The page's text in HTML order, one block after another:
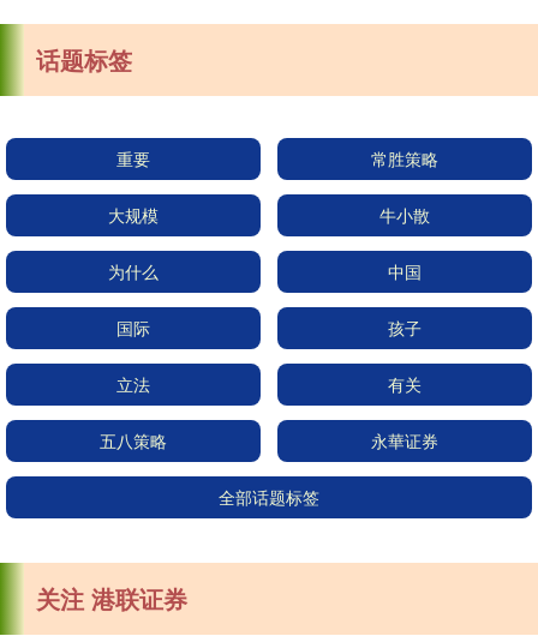
话题标签
重要 常胜策略
大规模 牛小散
为什么 中国
国际 孩子
立法 有关
五八策略 永華证券
全部话题标签
关注 港联证券